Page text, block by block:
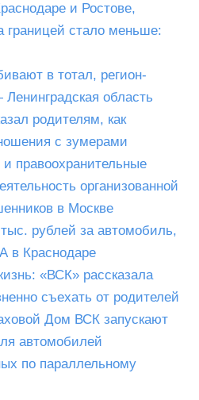
и Ростове,
границей стало меньше:
в тотал, регион-
область
родителям, как
с зумерами
правоохранительные
организованной
в Москве
рублей за автомобиль,
в Краснодаре
«ВСК» рассказала
съехать от родителей
Дом ВСК запускают
автомобилей
по параллельному